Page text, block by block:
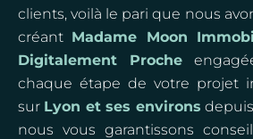
clients, voilà le pari que nous
créant Madame Moon
Digitalement Proche
chaque étape de votre projet
sur Lyon et ses environs
nous vous garantissons